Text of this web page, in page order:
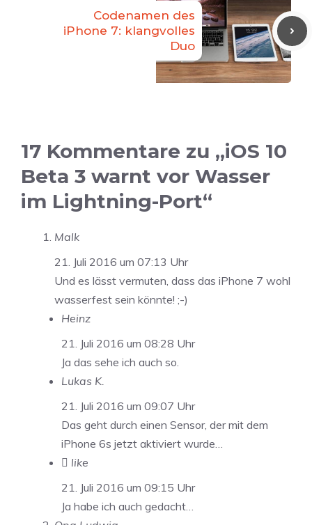
Codenamen des
iPhone 7: klangvolles
Duo
17 Kommentare zu „iOS 10
Beta 3 warnt vor Wasser
im Lightning-Port“
Malk
21. Juli 2016 um 07:13 Uhr
Und es lässt vermuten, dass das iPhone 7 wohl
wasserfest sein könnte! ;-)
Heinz
21. Juli 2016 um 08:28 Uhr
Ja das sehe ich auch so.
Lukas K.
21. Juli 2016 um 09:07 Uhr
Das geht durch einen Sensor, der mit dem
iPhone 6s jetzt aktiviert wurde…
 like
21. Juli 2016 um 09:15 Uhr
Ja habe ich auch gedacht…